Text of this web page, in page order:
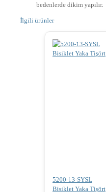
bedenlerde dikim yapılır.
İlgili ürünler
5200-13-SYSL
Bisiklet Yaka Tişört